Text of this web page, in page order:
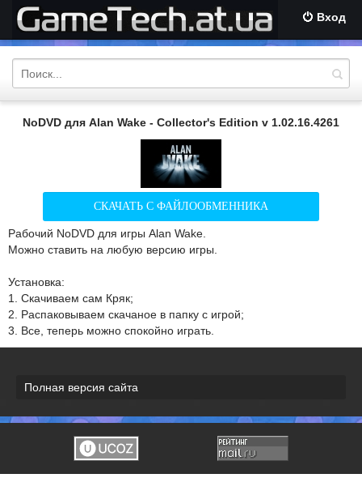
Вход
NoDVD для Alan Wake - Collector's Edition v 1.02.16.4261
СКАЧАТЬ С ФАЙЛООБМЕННИКА
Рабочий NoDVD для игры Alan Wake.
Можно ставить на любую версию игры.
Установка:
1. Скачиваем сам Кряк;
2. Распаковываем скачаное в папку с игрой;
3. Все, теперь можно спокойно играть.
Полная версия сайта